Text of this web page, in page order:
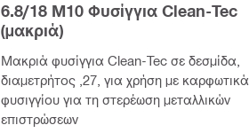
6.8/18 M10 Φυσίγγια Clean-Tec
(μακριά)
Μακριά φυσίγγια Clean-Tec σε δεσμίδα,
διαμετρήτος ,27, για χρήση με καρφωτικά
φυσιγγίου για τη στερέωση μεταλλικών
επιστρώσεων